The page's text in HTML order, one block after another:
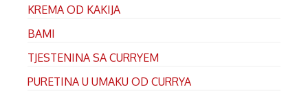
KREMA OD KAKIJA
BAMI
TJESTENINA SA CURRYEM
PURETINA U UMAKU OD CURRYA